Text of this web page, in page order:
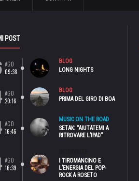
POST
AGO
09:38
BLOG
LONG NIGHTS
AGO
20:16
BLOG
PRIMA DEL GIRO DI BOA
AGO
16:46
MUSIC ON THE ROAD
SETAK: “AIUTATEMI A
RITROVARE L’IPAD”
AGO
16:39
I TIROMANCINO E
L’ENERGIA DEL POP-
ROCK A ROSETO